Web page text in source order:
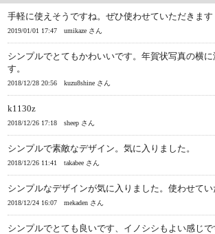
手軽に使えそうですね。ぜひ使わせていただきます
2019/01/01 17:47 umikaze さん
シンプルでとてもかわいいです。年賀状写真の横に
す。
2018/12/28 20:56 kuzu8shine さん
k1130z
2018/12/26 17:18 sheep さん
シンプルで素敵なデザイン。気に入りました。
2018/12/26 11:41 takabee さん
シンプルなデザインが気に入りました。使わせてい
2018/12/24 16:07 mekaden さん
シンプルでとても良いです、イノシシもよい感じで